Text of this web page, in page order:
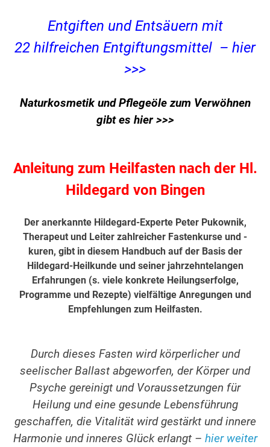
Entgiften und Entsäuern mit
22 hilfreichen Entgiftungsmittel – hier
>>>
Naturkosmetik und Pflegeöle zum Verwöhnen
gibt es hier >>>
Anleitung zum Heilfasten nach der Hl.
Hildegard von Bingen
Der anerkannte Hildegard-Experte Peter Pukownik,
Therapeut und Leiter zahlreicher Fastenkurse und -
kuren, gibt in diesem Handbuch auf der Basis der
Hildegard-Heilkunde und seiner jahrzehntelangen
Erfahrungen (s. viele konkrete Heilungserfolge,
Programme und Rezepte) vielfältige Anregungen und
Empfehlungen zum Heilfasten.
Durch dieses Fasten wird körperlicher und
seelischer Ballast abgeworfen, der Körper und
Psyche gereinigt und Voraussetzungen für
Heilung und eine gesunde Lebensführung
geschaffen, die Vitalität wird gestärkt und innere
Harmonie und inneres Glück erlangt – hier weiter